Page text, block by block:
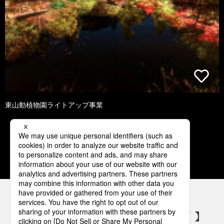
東山動植物園ライトアップ事業
1 2 3 4 5
パナソニックの電気設備 SNSアカウント